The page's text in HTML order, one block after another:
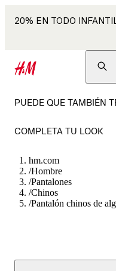
20% EN TODO
PUEDE QUE TAMBIÉN
COMPLETA TU LOOK
hm.com
/Hombre
/Pantalones
/Chinos
/Pantalón chinos de